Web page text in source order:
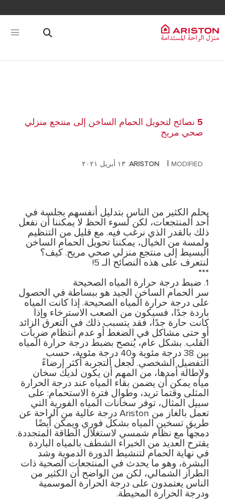
5 نصائح لتحويل الحمام الساخن إلى منتجع منزلي
صحي مريح
ARISTON |MODIFIED: ١٣ أبريل ٢٠٢١
يحلم الكثير من الناس بتدليل أنفسهم بجلسة في
أحد المنتجعات، لكن لسوء الحظ لا يمكننا أن نفعل
ذلك بالقدر الذي نرغب فيه. مع قليل من التنظيم
ولمسة من الخيال، يمكننا تحويل الحمام الساخن
البسيط إلى منتجع منزلي صحي مريح. كيف؟
لنتعرف على هذه النصائح الـ 5!
***
1. ضبط درجة حرارة المياه الصحيحة
سر الحمام الساخن الجيد هو ببساطة في الحصول
على درجة حرارة المياه الصحيحة. إذا كانت المياه
باردة جدًا، فسيكون من الصعب الاسترخاء وإذا
كانت حارة جدًا، فقد يتسبب ذلك في التعرق الزائد
أو حتى مشاكل في الضغط أو عدم انتظام ضربات
القلب. بشكل عام، يُنصح بضبط درجة حرارة المياه
بين 38 درجة مئوية و40 درجة مئوية، حسب
التفضيل الشخصي. لجعل التجربة أكثر إرضاءً
ولإطالة أمدها، من المهم أن يكون لديك سخان
مياه يمكن أن يضمن بقاء المياه عند درجة الحرارة
المثلى وقتما تريد، وطوال فترة الاستحمام: على
سبيل المثال، توفر سخانات المياه الفورية التي
تعمل بالغاز من Ariston درجة عالية من الراحة عن
طريق تسخين المياه بشكل فوري ويمكن أيضًا
دمجها مع نظام شمسي لاستغلال الطاقة المتجددة.
يقترح العديد من الخبراء الشطف بالمياه الباردة
في نهاية الحمام لتنشيط الدورة الدموية وشد
البشرة، وهو ما يحدث في المنتجعات الصحية ذات
الطراز الشمالي، لكن من الواضح أن الكثير من
الناس يعتمدون على درجة الحرارة الموسمية
ودرجة الحرارة المحيطة.